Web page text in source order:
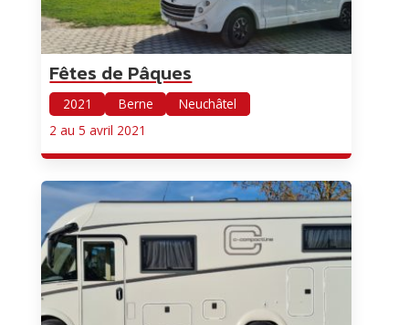
Fêtes de Pâques
2021 Berne
Neuchâtel
2 au 5 avril 2021